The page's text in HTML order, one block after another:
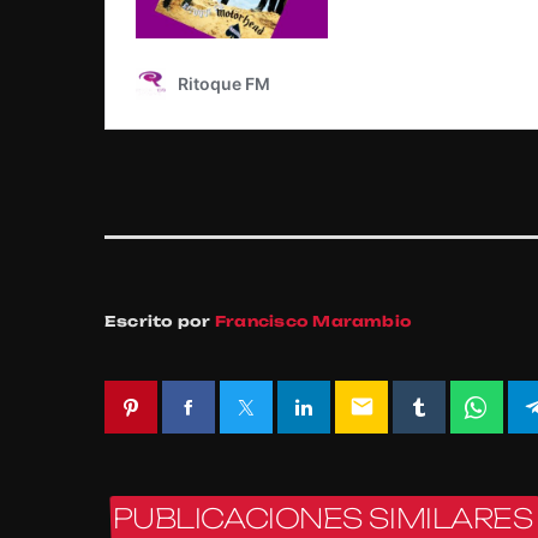
Escrito por Francisco Marambio
email
PUBLICACIONES SIMILARES